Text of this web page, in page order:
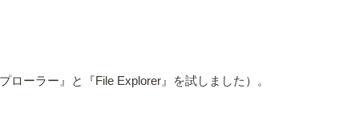
ーラー』と『File Explorer』を試しました）。